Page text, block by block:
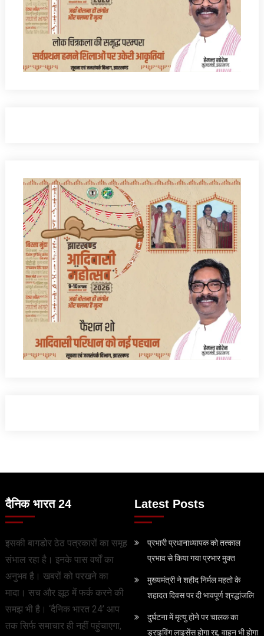
दैनिक भारत 24
इसकी बागडोर ठेठ पत्रकारों का समूह
संभाल रहा है। इनके पास वर्षों का
अनुभव है। खबरों को परखने का
मादा। सच और झूठ में फर्क करने की
समझ भी है। ‘दैनिक भारत 24’ आप
तक सिर्फ समाचार ही नहीं पहुंचाएगा,
Latest Posts
प्रभारी प्रधानाध्यापक को तत्काल
प्रभाव से किया गया प्रभार मुक्त
मुख्यमंत्री ने शहीद निर्मल महतो के
शहादत दिवस पर दी भावपूर्ण श्रद्धांजलि
दुर्घटना में मृत्यु होने पर चालक का
ड्राइविंग लाइसेंस होगा रद्द, वाहन भी होगा